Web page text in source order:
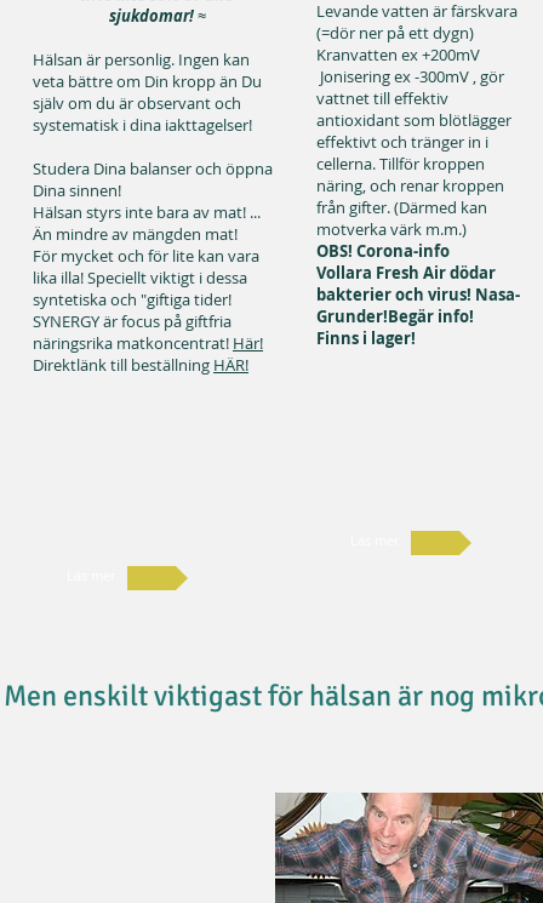
sjukdomar!≈
Hälsan är personlig. Ingen kan
veta bättre om Din kropp än Du
själv om du är observant och
systematisk i dina iakttagelser!
Studera Dina balanser och öppna
Dina sinnen!
Hälsan styrs inte bara av mat! ...
Än mindre av mängden mat!
För mycket och för lite kan vara
lika illa! Speciellt viktigt i dessa
syntetiska och "giftiga tider!
SYNERGY är focus på giftfria
näringsrika matkoncentrat! Här!
Direktlänk till beställning HÄR!
Levande vatten är färskvara
(=dör ner på ett dygn)
Kranvatten ex +200mV
Jonisering ex -300mV , gör
vattnet till effektiv
antioxidant som blötlägger
effektivt och tränger in i
cellerna. Tillför kroppen
näring, och renar kroppen
från gifter. (Därmed kan
motverka värk m.m.)
OBS! Corona-info
Vollara Fresh Air dödar
bakterier och virus! Nasa-
Grunder!Begär info!
Finns i lager!
Men enskilt viktigast för hälsan är nog